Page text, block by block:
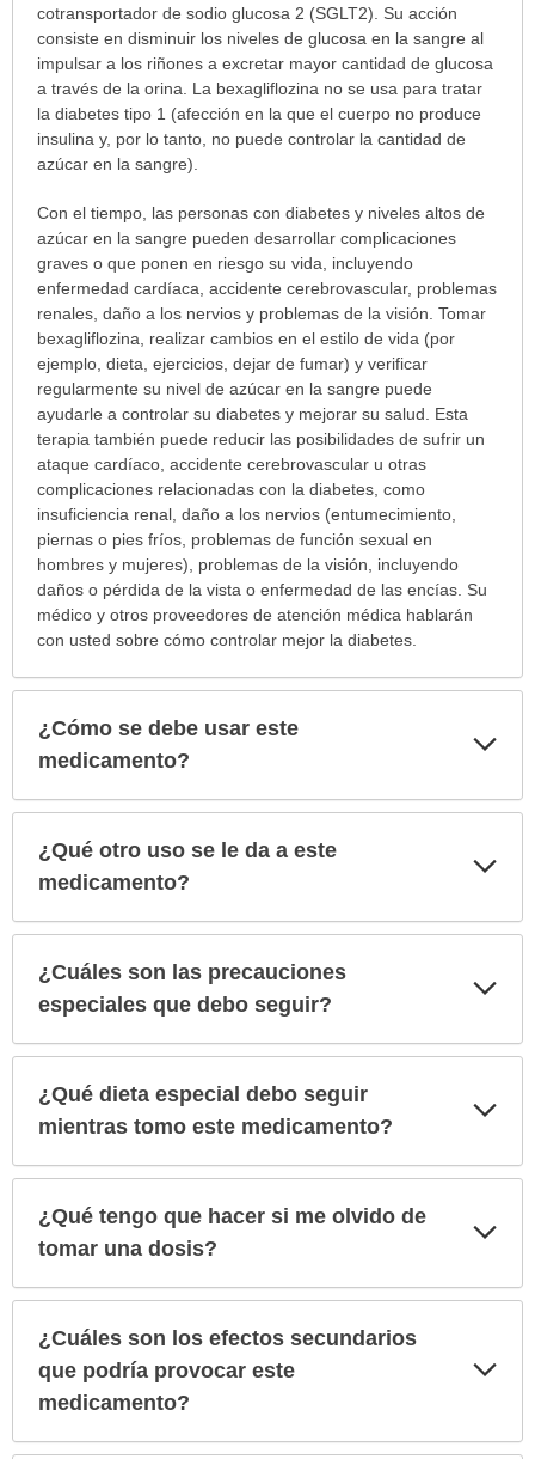
prescribe
este
medicamento?
sido
extendido.
cotransportador de sodio glucosa 2 (SGLT2). Su acción
consiste en disminuir los niveles de glucosa en la sangre al
impulsar a los riñones a excretar mayor cantidad de glucosa
a través de la orina. La bexagliflozina no se usa para tratar
la diabetes tipo 1 (afección en la que el cuerpo no produce
insulina y, por lo tanto, no puede controlar la cantidad de
azúcar en la sangre).
Con el tiempo, las personas con diabetes y niveles altos de
azúcar en la sangre pueden desarrollar complicaciones
graves o que ponen en riesgo su vida, incluyendo
enfermedad cardíaca, accidente cerebrovascular, problemas
renales, daño a los nervios y problemas de la visión. Tomar
bexagliflozina, realizar cambios en el estilo de vida (por
ejemplo, dieta, ejercicios, dejar de fumar) y verificar
regularmente su nivel de azúcar en la sangre puede
ayudarle a controlar su diabetes y mejorar su salud. Esta
terapia también puede reducir las posibilidades de sufrir un
ataque cardíaco, accidente cerebrovascular u otras
complicaciones relacionadas con la diabetes, como
insuficiencia renal, daño a los nervios (entumecimiento,
piernas o pies fríos, problemas de función sexual en
hombres y mujeres), problemas de la visión, incluyendo
daños o pérdida de la vista o enfermedad de las encías. Su
médico y otros proveedores de atención médica hablarán
con usted sobre cómo controlar mejor la diabetes.
¿Cómo se debe usar este
medicamento?
¿Qué otro uso se le da a este
medicamento?
¿Cuáles son las precauciones
especiales que debo seguir?
¿Qué dieta especial debo seguir
mientras tomo este medicamento?
¿Qué tengo que hacer si me olvido de
tomar una dosis?
¿Cuáles son los efectos secundarios
que podría provocar este
medicamento?